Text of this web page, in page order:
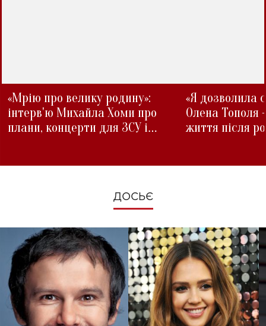
«Мрію про велику родину»:
інтерв'ю Михайла Хоми про
плани, концерти для ЗСУ і
«Я дозволила
Олена Тополя
життя після
ДОСЬЄ